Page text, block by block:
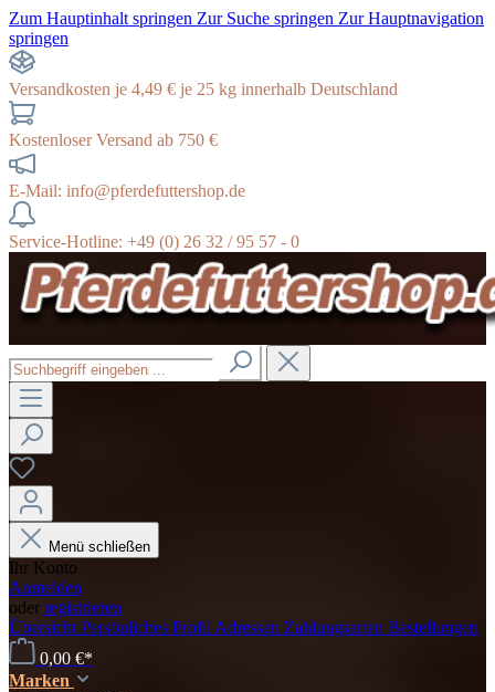
Zum Hauptinhalt springen Zur Suche springen Zur Hauptnavigation
springen
Versandkosten je 4,49 € je 25 kg innerhalb Deutschland
Kostenloser Versand ab 750 €
E-Mail: info@pferdefuttershop.de
Service-Hotline: +49 (0) 26 32 / 95 57 - 0
Menü schließen
Ihr Konto
Anmelden
oder registrieren
Übersicht Persönliches Profil Adressen Zahlungsarten Bestellungen
0,00 €*
Marken